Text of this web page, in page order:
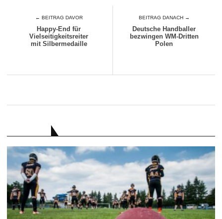
← BEITRAG DAVOR
Happy-End für
Vielseitigkeitsreiter
mit Silbermedaille
BEITRAG DANACH →
Deutsche Handballer
bezwingen WM-Dritten
Polen